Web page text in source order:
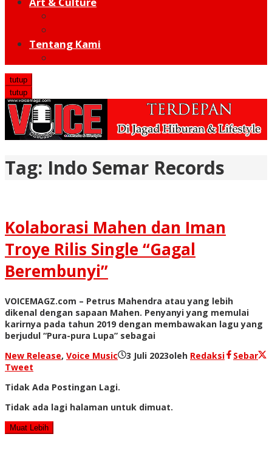
Tentang Kami
tutup
tutup
Tag: Indo Semar Records
Kolaborasi Mahen dan Iman
Troye Rilis Single “Gagal
Berembunyi”
VOICEMAGZ.com – Petrus Mahendra atau yang lebih
dikenal dengan sapaan Mahen. Penyanyi yang memulai
karirnya pada tahun 2019 dengan membawakan lagu yang
berjudul “Pura-pura Lupa” sebagai
New Release, Voice Music 3 Juli 2023oleh Redaksi
Sebar
Tweet
Tidak Ada Postingan Lagi.
Tidak ada lagi halaman untuk dimuat.
Muat Lebih